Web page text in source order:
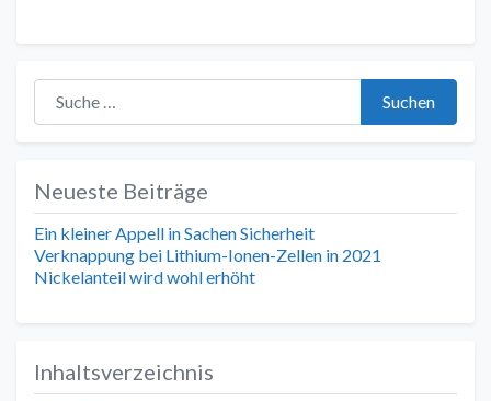
Suche nach:
Suchen
Neueste Beiträge
Ein kleiner Appell in Sachen Sicherheit
Verknappung bei Lithium-Ionen-Zellen in 2021
Nickelanteil wird wohl erhöht
Inhaltsverzeichnis